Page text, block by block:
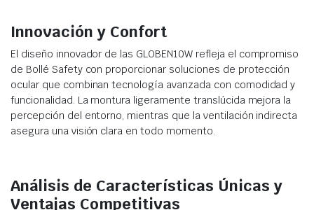
Innovación y Confort
El diseño innovador de las GLOBEN10W refleja el compromiso
de Bollé Safety con proporcionar soluciones de protección
ocular que combinan tecnología avanzada con comodidad y
funcionalidad. La montura ligeramente translúcida mejora la
percepción del entorno, mientras que la ventilación indirecta
asegura una visión clara en todo momento.
Análisis de Características Únicas y
Ventajas Competitivas